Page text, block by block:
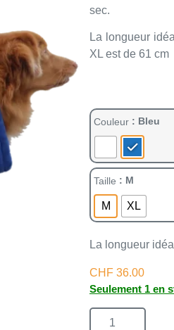
sec.
La longueur
XL est de 61 cm
Couleur : Bleu
Taille : M
M XL
La longueur
CHF 36.00
Seulement 1 en